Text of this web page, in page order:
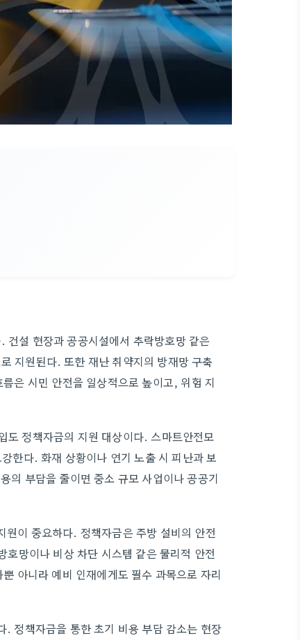
건설 현장과 공공시설에서 추락방호망 같은
지원된다. 또한 재난 취약지의 방재망 구축
은 시민 안전을 일상적으로 높이고, 위험 지
도 정책자금의 지원 대상이다. 스마트안전모
한다. 화재 상황이나 연기 노출 시 피난과 보
의 부담을 줄이면 중소 규모 사업이나 공공기
이 중요하다. 정책자금은 주방 설비의 안전
망이나 비상 차단 시스템 같은 물리적 안전
아니라 예비 인재에게도 필수 과목으로 자리
. 정책자금을 통한 초기 비용 부담 감소는 현장